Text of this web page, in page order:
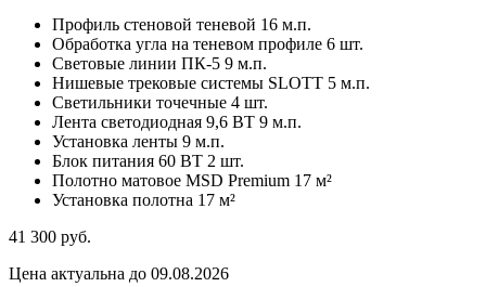
Профиль стеновой теневой 16 м.п.
Обработка угла на теневом профиле 6 шт.
Световые линии ПК-5 9 м.п.
Нишевые трековые системы SLOTT 5 м.п.
Светильники точечные 4 шт.
Лента светодиодная 9,6 ВТ 9 м.п.
Установка ленты 9 м.п.
Блок питания 60 ВТ 2 шт.
Полотно матовое MSD Premium 17 м²
Установка полотна 17 м²
41 300 руб.
Цена актуальна до 09.08.2026